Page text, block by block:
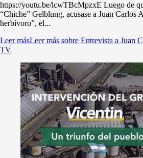
https://youtu.be/lcwTBcMpzxE Luego de
“Chiche” Gelblung, acusase a Juan Carlos
herbívoro”, el...
Leer másLeer más sobre Entrevista a Juan
TV